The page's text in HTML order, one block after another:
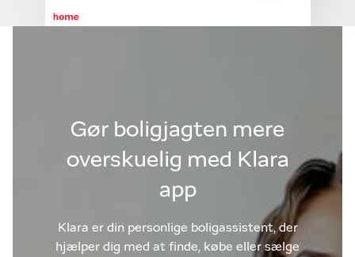
Gør boligjagten mere
overskuelig med Klara
app
Klara er din personlige boligassistent, der
hjælper dig med at finde, købe eller sælge